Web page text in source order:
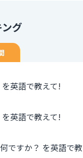
グ
英語で教えて!
英語で教えて!
ですか？ を英語で